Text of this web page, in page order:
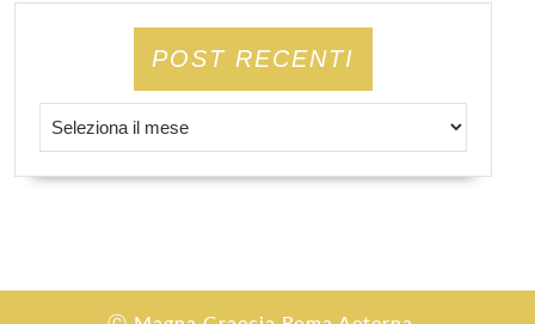
POST RECENTI